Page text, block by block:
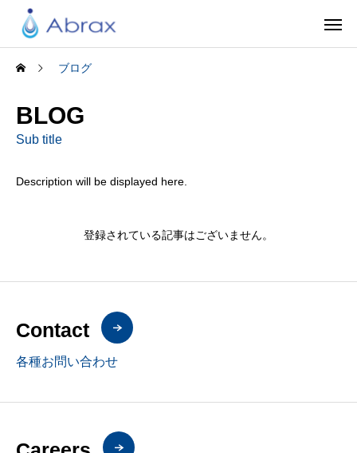
ブログ
BLOG
Sub title
Description will be displayed here.
登録されている記事はございません。
Contact
各種お問い合わせ